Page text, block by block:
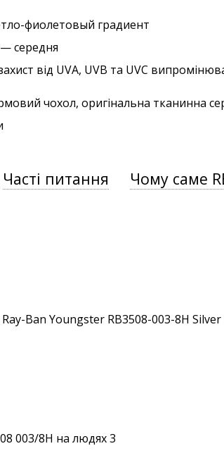
фиолетовый градиент
середня
від UVA, UVB та UVC
чохол, оригінальна тканинна
Часті питання Чому саме